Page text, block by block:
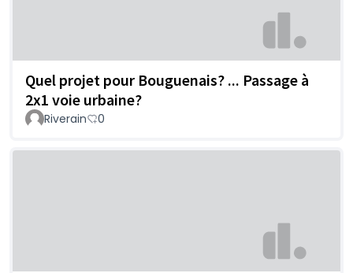
Quel projet pour Bouguenais? ... Passage à
2x1 voie urbaine?
Riverain 0